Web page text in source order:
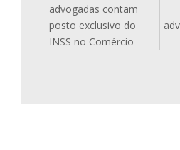
advogadas contam
posto exclusivo do
INSS no Comércio